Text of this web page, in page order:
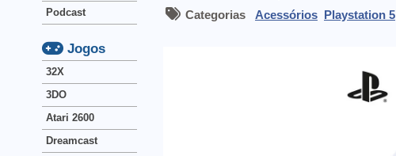
Categorias Acessórios Playstation 5
Podcast
Jogos
32X
3DO
Atari 2600
Dreamcast